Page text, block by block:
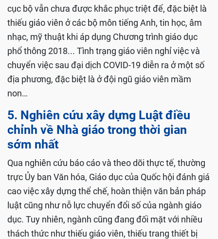
cục bộ vẫn chưa được khắc phục triệt để, đặc biệt là
thiếu giáo viên ở các bộ môn tiếng Anh, tin học, âm
nhạc, mỹ thuật khi áp dụng Chương trình giáo dục
phổ thông 2018... Tình trạng giáo viên nghỉ việc và
chuyển việc sau đại dịch COVID-19 diễn ra ở một số
địa phương, đặc biệt là ở đội ngũ giáo viên mầm
non…
5. Nghiên cứu xây dựng Luật điều
chỉnh về Nhà giáo trong thời gian
sớm nhất
Qua nghiên cứu báo cáo và theo dõi thực tế, thường
trực Ủy ban Văn hóa, Giáo dục của Quốc hội đánh giá
cao việc xây dựng thể chế, hoàn thiện văn bản pháp
luật cũng như nỗ lực chuyển đổi số của ngành giáo
dục. Tuy nhiên, ngành cũng đang đối mặt với nhiều
thách thức như thiếu giáo viên, thiếu trang thiết bị